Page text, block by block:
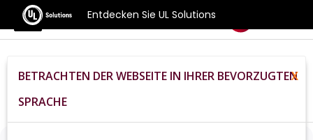
Entdecken Sie UL Solutions
Benchmarks
Home De Hardware
Phone
Smartisan+Nut+Pro+2+review
BETRACHTEN DER WEBSEITE IN IHRER BEVORZUGTEN
SPRACHE
X